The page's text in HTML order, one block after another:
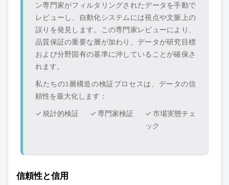
ン専門家がフィルタリングされたデータを手動で
レビューし、自動化システムには視点や文脈上の
誤りを発見します。この専門家レビューにより、
品質保証の重要な層が加わり、データが研究目標
および分野固有の基準に沖していることが確保さ
れます。
私たちの3層構造の検証プロセスは、データの信
頼性を最大化します：
✓ 統計的検証
✓ 専門家検証
✓ 市場実態チェ
ック
信頼性と信用